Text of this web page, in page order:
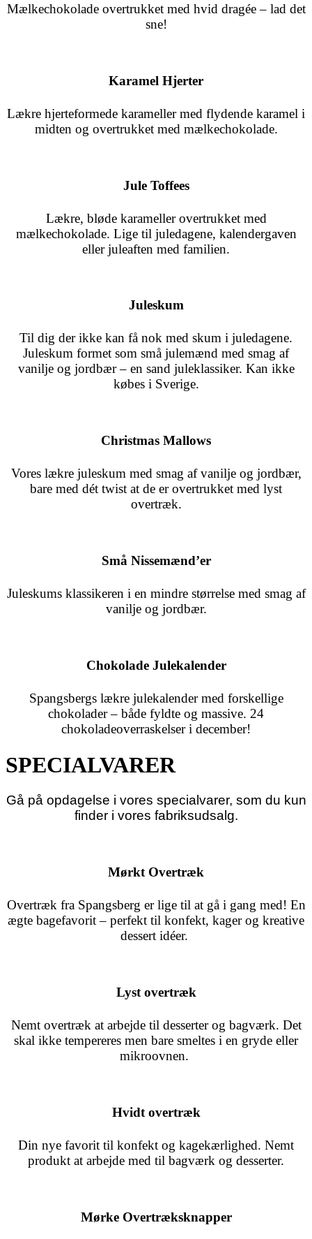
Mælkechokolade overtrukket med hvid dragée – lad det
sne!
Karamel Hjerter
Lækre hjerteformede karameller med flydende karamel i
midten og overtrukket med mælkechokolade.
Jule Toffees
Lækre, bløde karameller overtrukket med
mælkechokolade. Lige til juledagene, kalendergaven
eller juleaften med familien.
Juleskum
Til dig der ikke kan få nok med skum i juledagene.
Juleskum formet som små julemænd med smag af
vanilje og jordbær – en sand juleklassiker. Kan ikke
købes i Sverige.
Christmas Mallows
Vores lækre juleskum med smag af vanilje og jordbær,
bare med dét twist at de er overtrukket med lyst
overtræk.
Små Nissemænd’er
Juleskums klassikeren i en mindre størrelse med smag af
vanilje og jordbær.
Chokolade Julekalender
Spangsbergs lækre julekalender med forskellige
chokolader – både fyldte og massive. 24
chokoladeoverraskelser i december!
SPECIALVARER
Gå på opdagelse i vores specialvarer, som du kun
finder i vores fabriksudsalg.
Mørkt Overtræk
Overtræk fra Spangsberg er lige til at gå i gang med! En
ægte bagefavorit – perfekt til konfekt, kager og kreative
dessert idéer.
Lyst overtræk
Nemt overtræk at arbejde til desserter og bagværk. Det
skal ikke tempereres men bare smeltes i en gryde eller
mikroovnen.
Hvidt overtræk
Din nye favorit til konfekt og kagekærlighed. Nemt
produkt at arbejde med til bagværk og desserter.
Mørke Overtræksknapper